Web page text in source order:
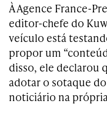
À Agence France-
editor-chefe do
veículo está
propor um
disso, ele declarou
adotar o sotaque
noticiário na